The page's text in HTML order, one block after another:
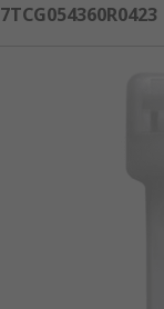
7TCG054360R0423